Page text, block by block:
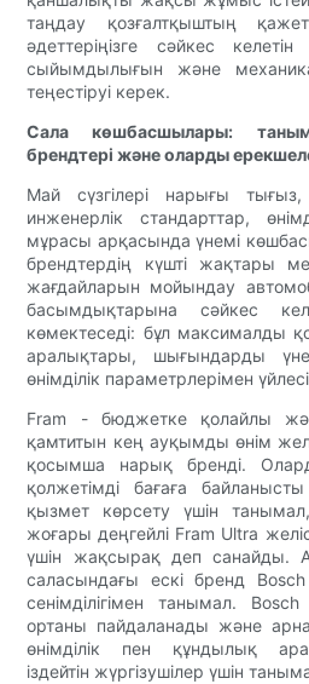
таңдау қозғалтқыштың
әдеттеріңізге сәйкес келетін
сыйымдылығын және
теңестіруі керек.
Сала көшбасшылары:
брендтері және оларды
Май сүзгілері нарығы
инженерлік стандарттар,
мұрасы арқасында үнемі
брендтердің күшті жақтары
жағдайларын мойындау
басымдықтарына сәйкес
көмектеседі: бұл максималды
аралықтары, шығындарды
өнімділік параметрлерімен
Fram - бюджетке қолайлы
қамтитын кең ауқымды өнім
қосымша нарық бренді.
қолжетімді бағаға байланысты
қызмет көрсету үшін
жоғары деңгейлі Fram Ultra
үшін жақсырақ деп санайды.
саласындағы ескі бренд
сенімділігімен танымал. Bosch
ортаны пайдаланады және
өнімділік пен құндылық
іздейтін жүргізушілер үшін